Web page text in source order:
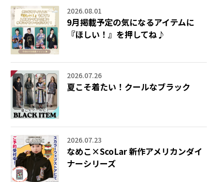
2026.08.01
9月掲載予定の気になるアイテムに
『ほしい！』を押してね♪
2026.07.26
夏こそ着たい！クールなブラック
2026.07.23
なめこ×ScoLar 新作アメリカンダイ
ナーシリーズ